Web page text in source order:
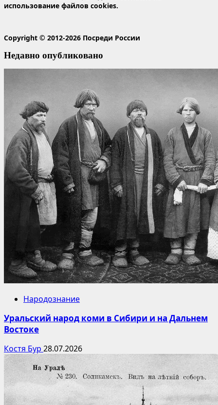
использование файлов cookies.
Copyright © 2012-2026 Посреди России
Недавно опубликовано
Народознание
Уральский народ коми в Сибири и на Дальнем
Востоке
Костя Бур 28.07.2026